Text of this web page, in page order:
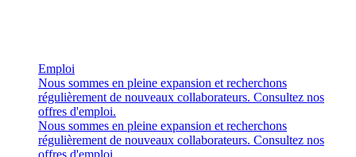
Emploi
Nous sommes en pleine expansion et recherchons
régulièrement de nouveaux collaborateurs. Consultez nos
offres d'emploi.
Nous sommes en pleine expansion et recherchons
régulièrement de nouveaux collaborateurs. Consultez nos